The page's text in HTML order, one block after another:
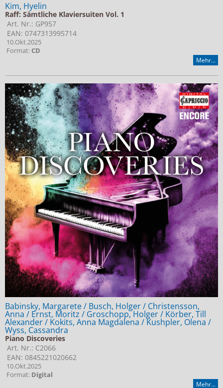
Kim, Hyelin
Raff: Sämtliche Klaviersuiten Vol. 1
Art. Nr.: GP957
EAN: 0747313995714
10.Okt.2025
Format:CD
Mehr...
Babinsky, Margarete / Busch, Holger / Christensson,
Anna / Ernst, Moritz / Groschopp, Holger / Körber, Till
Alexander / Kokits, Anna Magdalena / Kushpler, Olena /
Wyss, Cassandra
Piano Discoveries
Art. Nr.: C2066
EAN: 0845221020662
10.Okt.2025
Format: Digital
Mehr...